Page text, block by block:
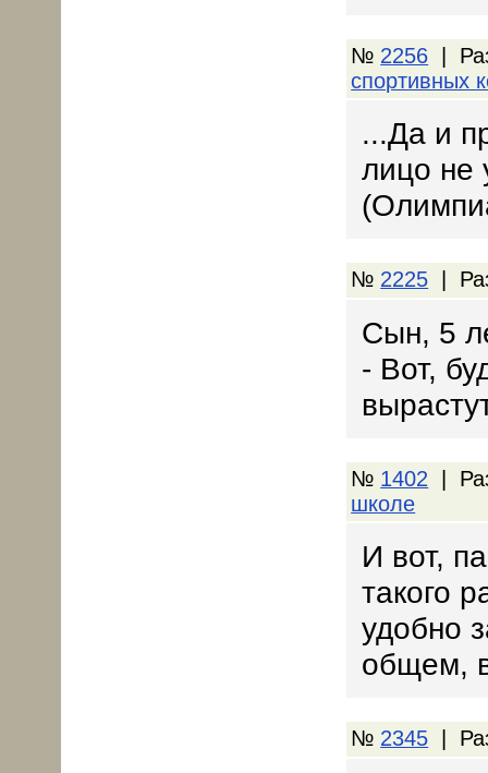
№ 2256 |
спортивных
...Да и
лицо не
№ 2225 |
Сын, 5
- Вот,
№ 1402 |
школе
И вот,
такого
удобно
общем,
№ 2345 |